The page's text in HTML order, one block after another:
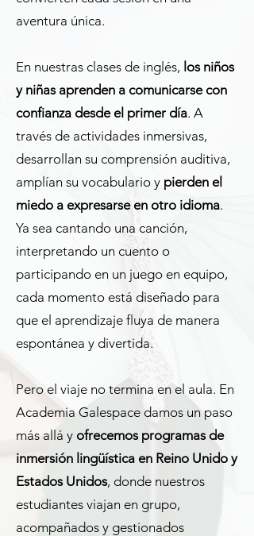
aventura única.
En nuestras clases de inglés, los niños
y niñas aprenden a comunicarse con
confianza desde el primer día. A
través de actividades inmersivas,
desarrollan su comprensión auditiva,
amplían su vocabulario y pierden el
miedo a expresarse en otro idioma.
Ya sea cantando una canción,
interpretando un cuento o
participando en un juego en equipo,
cada momento está diseñado para
que el aprendizaje fluya de manera
espontánea y divertida.
Pero el viaje no termina en el aula. En
Academia Galespace damos un paso
más allá y ofrecemos programas de
inmersión lingüística en Reino Unido y
Estados Unidos, donde nuestros
estudiantes viajan en grupo,
acompañados y gestionados